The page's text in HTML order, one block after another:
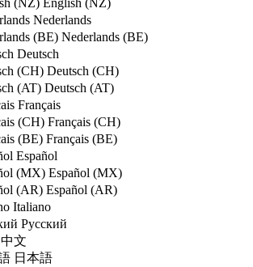
English (NZ)
Nederlands
Nederlands (BE)
Deutsch
Deutsch (CH)
Deutsch (AT)
Français
Français (CH)
Français (BE)
Español
Español (MX)
Español (AR)
Italiano
Русский
中文
日本語